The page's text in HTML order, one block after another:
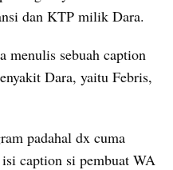
dan KTP milik Dara.
menulis sebuah caption
Dara, yaitu Febris,
padahal dx cuma
caption si pembuat WA